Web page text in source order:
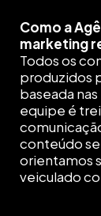
Como a
marketing
Todos os
produzidos
baseada
equipe é
conteúdo
orientamos
veiculado